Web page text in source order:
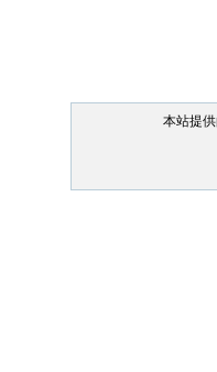
本站提